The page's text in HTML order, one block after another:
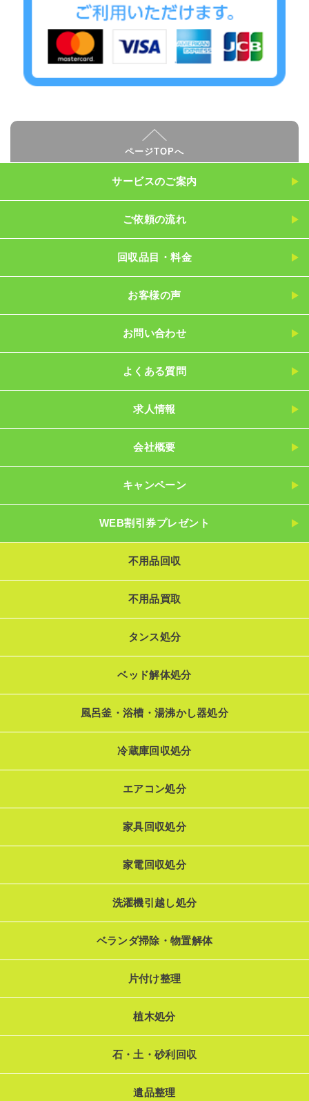
ページTOPへ
サービスのご案内
ご依頼の流れ
回収品目・料金
お客様の声
お問い合わせ
よくある質問
求人情報
会社概要
キャンペーン
WEB割引券プレゼント
不用品回収
不用品買取
タンス処分
ベッド解体処分
風呂釜・浴槽・湯沸かし器処分
冷蔵庫回収処分
エアコン処分
家具回収処分
家電回収処分
洗濯機引越し処分
ベランダ掃除・物置解体
片付け整理
植木処分
石・土・砂利回収
遺品整理